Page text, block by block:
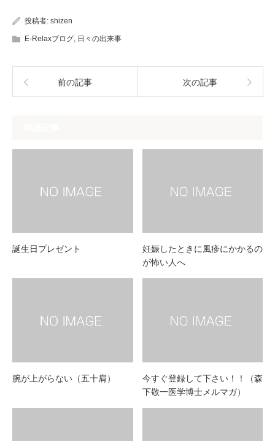
投稿者: shizen
E-Relaxブログ, 日々の出来事
前の記事 次の記事
誕生日プレゼント
妊娠したときに風疹にかかるの
が怖い人へ
腕が上がらない（五十肩）
今すぐ登録して下さい！！（森
下敬一医学博士メルマガ）